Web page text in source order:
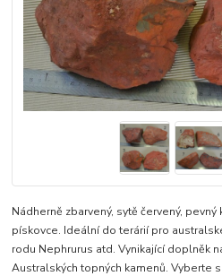
Nádherně zbarvený, sytě červený,
pískovce. Ideální do terárií pro
rodu Nephrurus atd. Vynikající doplněk
Australských topných kamenů. Vyberte